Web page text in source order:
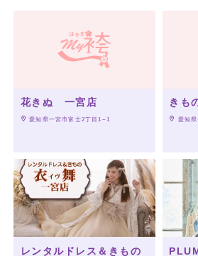
花きぬ 一宮店
愛知県一宮市富士2丁目1−1
きも
愛知
レンタルドレス＆きもの